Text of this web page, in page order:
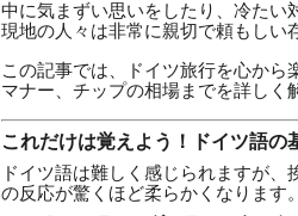
中に気まずい思いをしたり、冷たい
現地の人々は非常に親切で頼もしい
この記事では、ドイツ旅行を心か
マナー、チップの相場までを詳しく
これだけは覚えよう！ドイツ語の
ドイツ語は難しく感じられますが
の反応が驚くほど柔らかくなります。